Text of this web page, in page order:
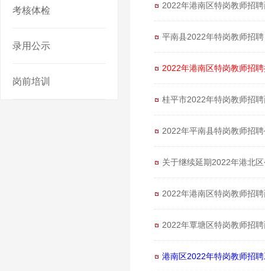
考核体检
录用公示
岗前培训
2022年港南区特岗教师招
平南县2022年特岗教师招
2022年港南区特岗教师招
桂平市2022年特岗教师招
2022年平南县特岗教师招
关于继续延期2022年港北
2022年港南区特岗教师招
2022年覃塘区特岗教师招
港南区2022年特岗教师招